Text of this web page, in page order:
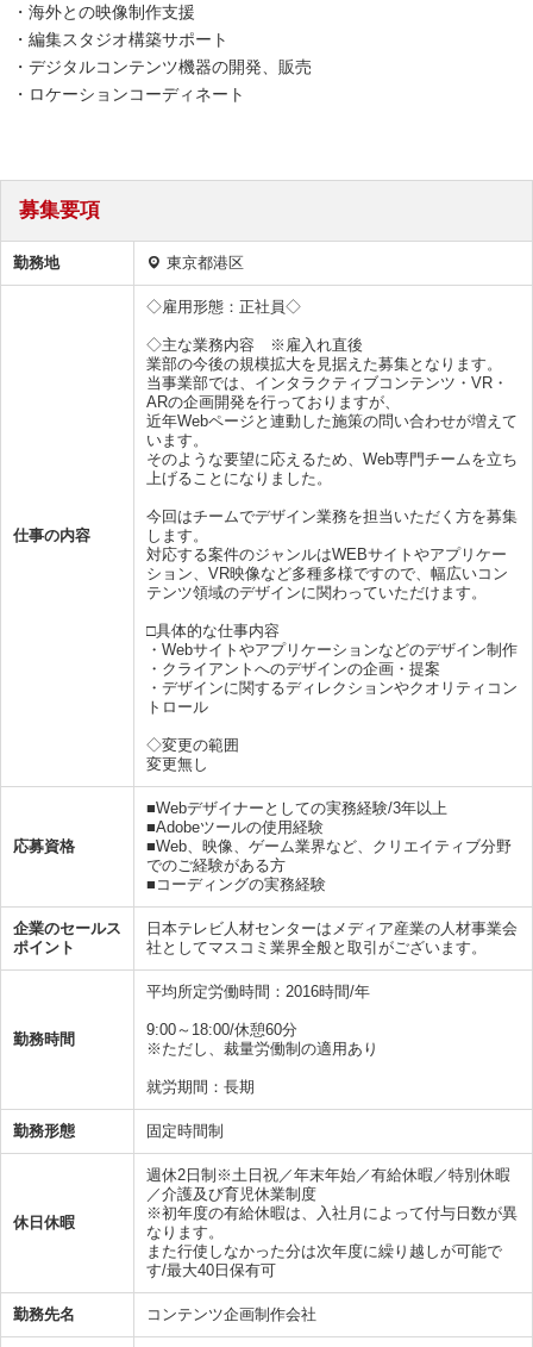
・海外との映像制作支援
・編集スタジオ構築サポート
・デジタルコンテンツ機器の開発、販売
・ロケーションコーディネート
募集要項
勤務地 東京都港区
仕事の内容
◇雇用形態：正社員◇
◇主な業務内容 ※雇入れ直後
業部の今後の規模拡大を見据えた募集となります。
当事業部では、インタラクティブコンテンツ・VR・
ARの企画開発を行っておりますが、
近年Webページと連動した施策の問い合わせが増えて
います。
そのような要望に応えるため、Web専門チームを立ち
上げることになりました。
今回はチームでデザイン業務を担当いただく方を募集
します。
対応する案件のジャンルはWEBサイトやアプリケー
ション、VR映像など多種多様ですので、幅広いコン
テンツ領域のデザインに関わっていただけます。
□具体的な仕事内容
・Webサイトやアプリケーションなどのデザイン制作
・クライアントへのデザインの企画・提案
・デザインに関するディレクションやクオリティコン
トロール
◇変更の範囲
変更無し
応募資格
■Webデザイナーとしての実務経験/3年以上
■Adobeツールの使用経験
■Web、映像、ゲーム業界など、クリエイティブ分野
でのご経験がある方
■コーディングの実務経験
企業のセールス
ポイント
日本テレビ人材センターはメディア産業の人材事業会
社としてマスコミ業界全般と取引がございます。
勤務時間
平均所定労働時間：2016時間/年
9:00～18:00/休憩60分
※ただし、裁量労働制の適用あり
就労期間：長期
勤務形態 固定時間制
休日休暇
週休2日制※土日祝／年末年始／有給休暇／特別休暇
／介護及び育児休業制度
※初年度の有給休暇は、入社月によって付与日数が異
なります。
また行使しなかった分は次年度に繰り越しが可能で
す/最大40日保有可
勤務先名 コンテンツ企画制作会社